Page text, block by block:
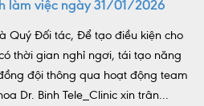
làm việc ngày 31/01/2026
Quý Đối tác, Để tạo điều kiện cho
thời gian nghỉ ngơi, tái tạo năng
đội thông qua hoạt động team
Dr. Binh Tele_Clinic xin trân...